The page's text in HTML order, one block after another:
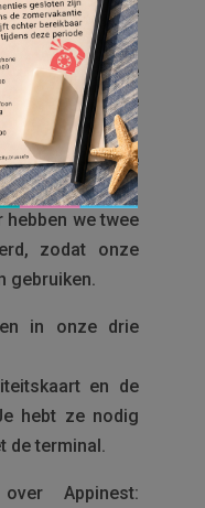
de eerste
geïnstalleerd
aan de
die de
via
hoe deze
hebben we twee
zodat onze
gebruiken.
in onze drie
en de
hebt ze nodig
de terminal.
Appinest: